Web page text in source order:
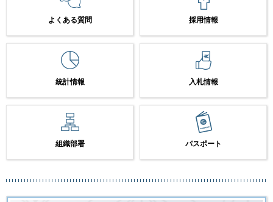
よくある質問 採用情報
統計情報 入札情報
組織部署 パスポート